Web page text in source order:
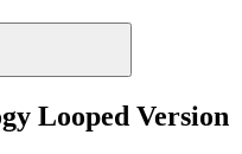
Looped Version